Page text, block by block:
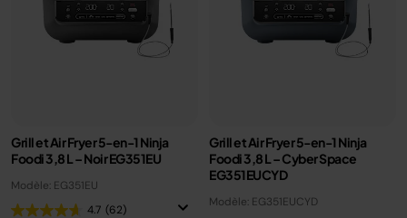
Grill et Air Fryer 5-en-1 Ninja
Foodi 3,8 L – Noir EG351EU
Modèle: EG351EU
4.7 (62)
Grill et Air Fryer 5-en-1 Ninja
Foodi 3,8 L – Cyber Space
EG351EUCYD
Modèle: EG351EUCYD